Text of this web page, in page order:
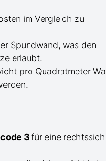
im Vergleich zu
Spundwand, was den
erlaubt.
pro Quadratmeter
3 für eine